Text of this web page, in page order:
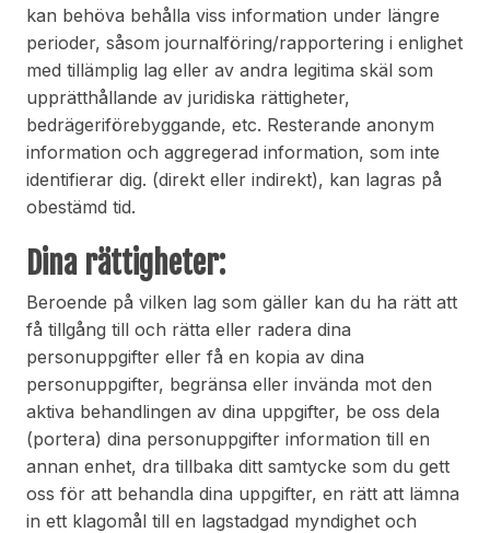
kan behöva behålla viss information under längre
perioder, såsom journalföring/rapportering i enlighet
med tillämplig lag eller av andra legitima skäl som
upprätthållande av juridiska rättigheter,
bedrägeriförebyggande, etc. Resterande anonym
information och aggregerad information, som inte
identifierar dig. (direkt eller indirekt), kan lagras på
obestämd tid.
Dina rättigheter:
Beroende på vilken lag som gäller kan du ha rätt att
få tillgång till och rätta eller radera dina
personuppgifter eller få en kopia av dina
personuppgifter, begränsa eller invända mot den
aktiva behandlingen av dina uppgifter, be oss dela
(portera) dina personuppgifter information till en
annan enhet, dra tillbaka ditt samtycke som du gett
oss för att behandla dina uppgifter, en rätt att lämna
in ett klagomål till en lagstadgad myndighet och